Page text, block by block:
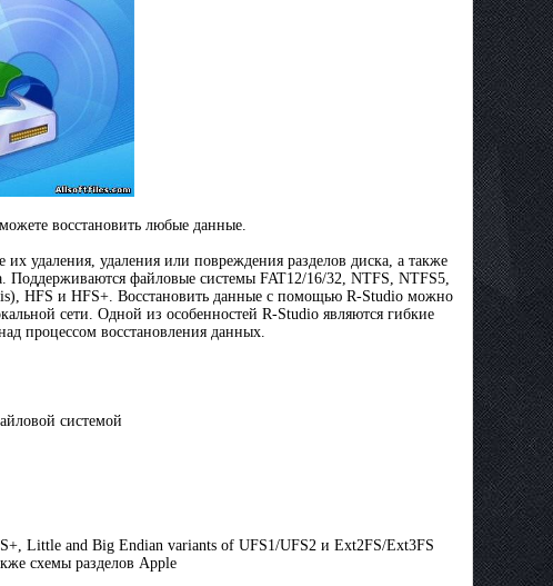
восстановить любые данные.
удаления, удаления или повреждения разделов диска, а также
Поддерживаются файловые системы FAT12/16/32, NTFS, NTFS5,
HFS и HFS+. Восстановить данные с помощью R-Studio можно
сети. Одной из особенностей R-Studio являются гибкие
процессом восстановления данных.
системой
Little and Big Endian variants of UFS1/UFS2 и Ext2FS/Ext3FS
схемы разделов Apple